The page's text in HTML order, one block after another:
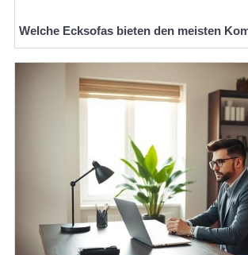
Welche Ecksofas bieten den meisten